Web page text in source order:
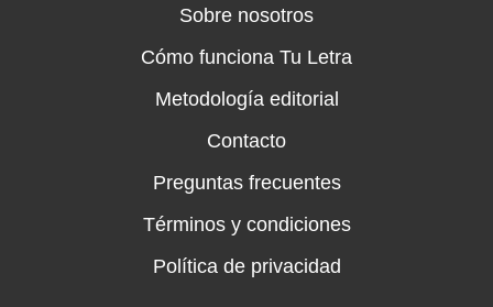
Sobre nosotros
Cómo funciona Tu Letra
Metodología editorial
Contacto
Preguntas frecuentes
Términos y condiciones
Política de privacidad